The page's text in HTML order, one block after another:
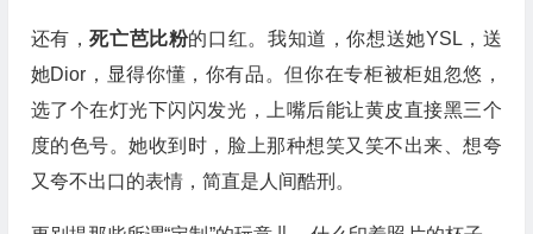
还有，死亡芭比粉的口红。我知道，你想送她YSL，送
她Dior，显得你懂，你有品。但你在专柜被柜姐忽悠，
选了个在灯光下闪闪发光，上嘴后能让黄皮直接黑三个
度的色号。她收到时，脸上那种想笑又笑不出来、想夸
又夸不出口的表情，简直是人间酷刑。